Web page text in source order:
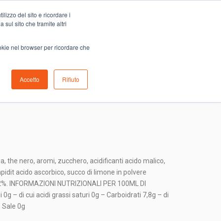
del sito e ricordare i
sul sito che tramite altri
nel browser per ricordare che
Accetto Rifiuto
Serve aiuto?
the nero, aromi, zucchero, acidificanti acido malico,
acido ascorbico, succo di limone in polvere
NUTRIZIONALI PER 100ML DI
0g – di cui acidi grassi saturi 0g – Carboidrati 7,8g – di
0g